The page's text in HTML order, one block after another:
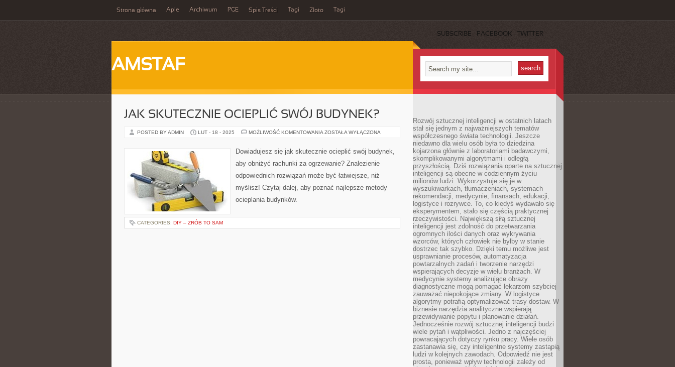
Strona główna Aple Archiwum PGE Spis Treści Tagi Złoto Tagi
SUBSCRIBE FACEBOOK TWITTER
AMSTAF
JAK SKUTECZNIE OCIEPLIĆ SWÓJ BUDYNEK?
POSTED BY ADMIN LUT - 18 - 2025 MOŻLIWOŚĆ KOMENTOWANIA JAK
SWÓJ
BUDYNEK?
ZOSTAŁA WYŁĄCZONA
Dowiadujesz się jak skutecznie ocieplić swój budynek,
aby obniżyć rachunki za ogrzewanie? Znalezienie
odpowiednich rozwiązań może być łatwiejsze, niż
myślisz! Czytaj dalej, aby poznać najlepsze metody
ocieplania budynków.
CATEGORIES: DIY – ZRÓB TO SAM
Rozwój sztucznej inteligencji w ostatnich latach
stał się jednym z najważniejszych tematów
współczesnego świata technologii. Jeszcze
niedawno dla wielu osób była to dziedzina
kojarzona głównie z laboratoriami badawczymi,
skomplikowanymi algorytmami i odległą
przyszłością. Dziś rozwiązania oparte na sztucznej
inteligencji są obecne w codziennym życiu
milionów ludzi. Wykorzystuje się je w
wyszukiwarkach, tłumaczeniach, systemach
rekomendacji, medycynie, finansach, edukacji,
logistyce i rozrywce. To, co kiedyś wydawało się
eksperymentem, stało się częścią praktycznej
rzeczywistości. Największą siłą sztucznej
inteligencji jest zdolność do przetwarzania
ogromnych ilości danych oraz wykrywania
wzorców, których człowiek nie byłby w stanie
dostrzec tak szybko. Dzięki temu możliwe jest
usprawnianie procesów, automatyzacja
powtarzalnych zadań i tworzenie narzędzi
wspierających decyzje w wielu branżach. W
medycynie systemy analizujące obrazy
diagnostyczne mogą pomagać lekarzom szybciej
zauważać niepokojące zmiany. W logistyce
algorytmy potrafią optymalizować trasy dostaw. W
biznesie narzędzia analityczne wspierają
przewidywanie popytu i planowanie działań.
Jednocześnie rozwój sztucznej inteligencji budzi
wiele pytań i wątpliwości. Jedno z najczęściej
powracających dotyczy rynku pracy. Wiele osób
zastanawia się, czy inteligentne systemy zastąpią
ludzi w kolejnych zawodach. Odpowiedź nie jest
prosta, ponieważ wpływ technologii zależy od